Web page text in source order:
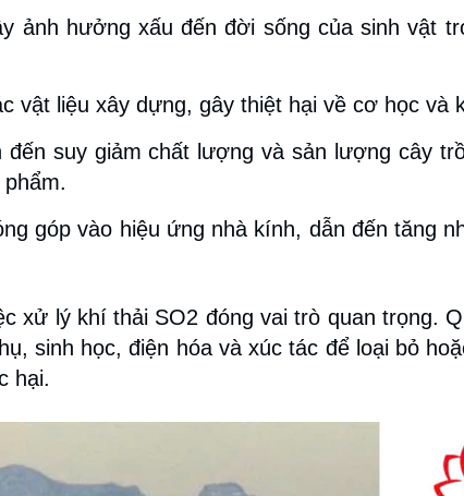
ảnh hưởng xấu đến đời sống của sinh vật
vật liệu xây dựng, gây thiệt hại về cơ học và
đến suy giảm chất lượng và sản lượng cây
góp vào hiệu ứng nhà kính, dẫn đến tăng
xử lý khí thải SO2 đóng vai trò quan trọng.
sinh học, điện hóa và xúc tác để loại bỏ
hại.